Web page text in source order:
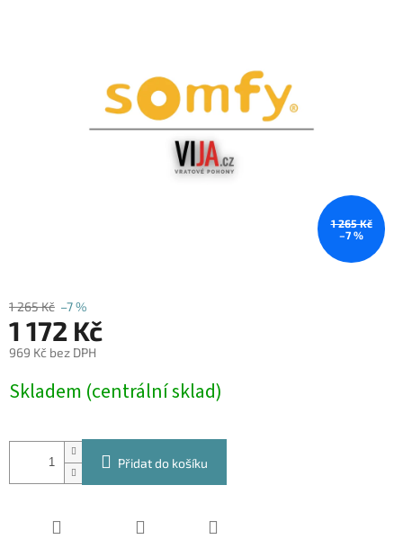
1 265 Kč
–7 %
1 265 Kč –7 %
1 172 Kč
969 Kč bez DPH
cena:
Skladem (centrální sklad)
Přidat do košíku